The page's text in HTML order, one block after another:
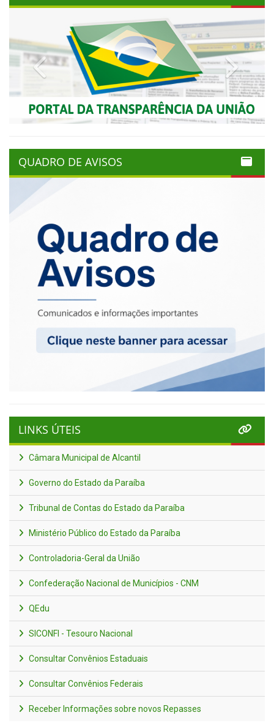
Previous Next
QUADRO DE AVISOS
LINKS ÚTEIS
Câmara Municipal de Alcantil
Governo do Estado da Paraíba
Tribunal de Contas do Estado da Paraíba
Ministério Público do Estado da Paraíba
Controladoria-Geral da União
Confederação Nacional de Municípios - CNM
QEdu
SICONFI - Tesouro Nacional
Consultar Convênios Estaduais
Consultar Convênios Federais
Receber Informações sobre novos Repasses